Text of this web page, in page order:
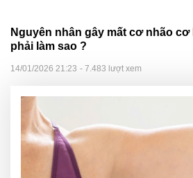
Nguyên nhân gây mất cơ nhão cơ
phải làm sao ?
14/01/2026 21:23 - 7.483 lượt xem